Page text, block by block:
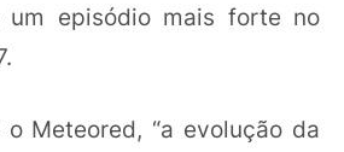
um episódio mais forte no
Meteored, “a evolução da